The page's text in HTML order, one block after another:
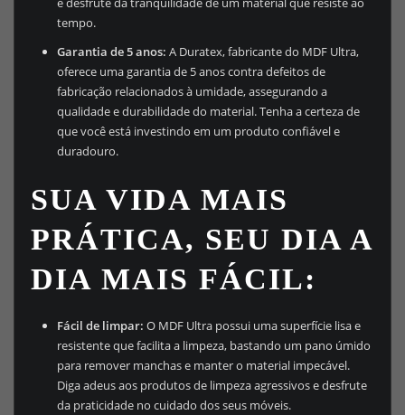
tempo.
Garantia de 5 anos: A Duratex, fabricante do MDF Ultra,
oferece uma garantia de 5 anos contra defeitos de
fabricação relacionados à umidade, assegurando a
qualidade e durabilidade do material. Tenha a certeza de
que você está investindo em um produto confiável e
duradouro.
SUA VIDA MAIS
PRÁTICA, SEU DIA A
DIA MAIS FÁCIL:
Fácil de limpar: O MDF Ultra possui uma superfície lisa e
resistente que facilita a limpeza, bastando um pano úmido
para remover manchas e manter o material impecável.
Diga adeus aos produtos de limpeza agressivos e desfrute
da praticidade no cuidado dos seus móveis.